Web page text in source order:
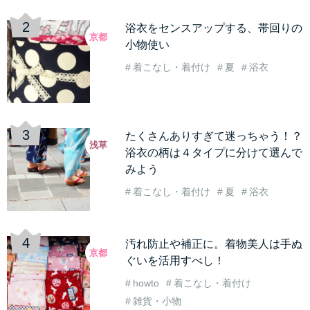
浴衣をセンスアップする、帯回りの
小物使い
着こなし・着付け 夏 浴衣
京都
たくさんありすぎて迷っちゃう！？
浴衣の柄は４タイプに分けて選んで
みよう
着こなし・着付け 夏 浴衣
浅草
汚れ防止や補正に。着物美人は手ぬ
ぐいを活用すべし！
howto
着こなし・着付け
雑貨・小物
京都